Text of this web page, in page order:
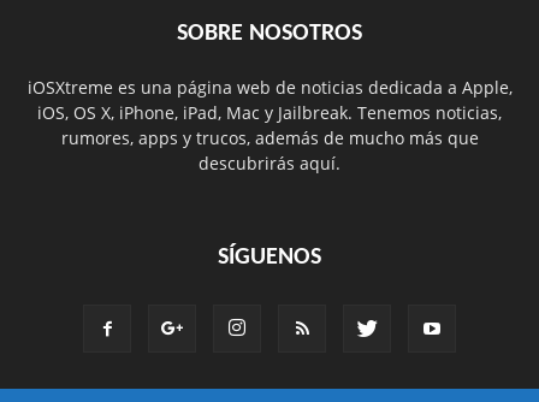
SOBRE NOSOTROS
iOSXtreme es una página web de noticias dedicada a Apple,
iOS, OS X, iPhone, iPad, Mac y Jailbreak. Tenemos noticias,
rumores, apps y trucos, además de mucho más que
descubrirás aquí.
SÍGUENOS